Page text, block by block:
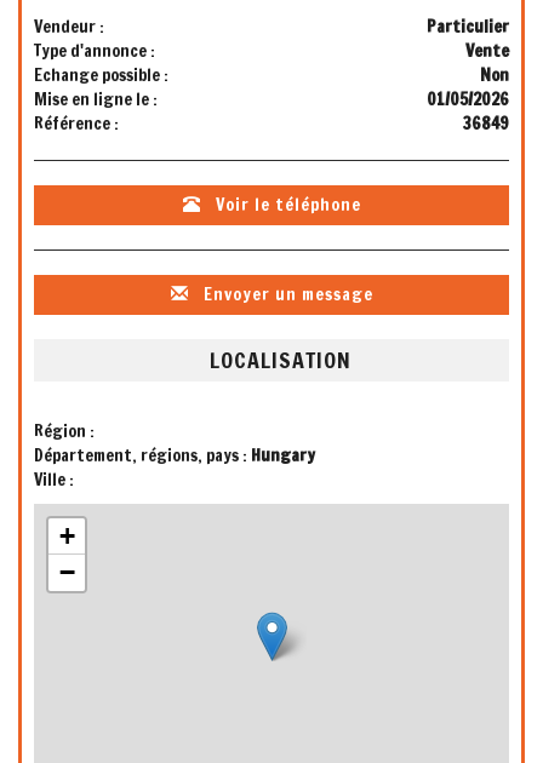
Vendeur :
Particulier
Type d'annonce :
Vente
Echange possible :
Non
Mise en ligne le :
01/05/2026
Référence :
36849
Voir le téléphone
Envoyer un message
LOCALISATION
Région :
Département, régions, pays : Hungary
Ville :
+
−